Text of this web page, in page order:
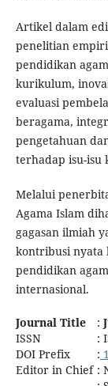
Artikel dalam
penelitian
pendidikan
kurikulum,
evaluasi
beragama,
pengetahuan
terhadap isu-isu
Melalui
Agama Islam
gagasan ilmiah
kontribusi nyata
pendidikan
internasional.
Journal Title :
ISSN
:
DOI Prefix
:
Editor in Chief :